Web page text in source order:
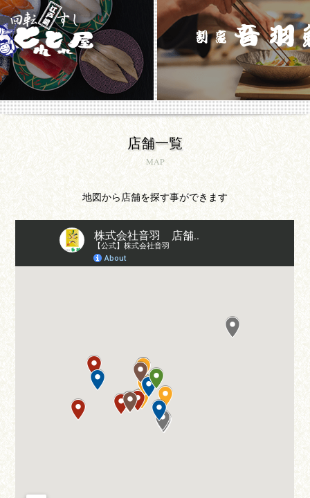
店舗一覧
MAP
地図から店舗を探す事ができます